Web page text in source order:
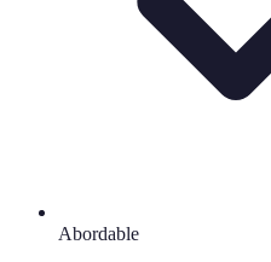
Abordable